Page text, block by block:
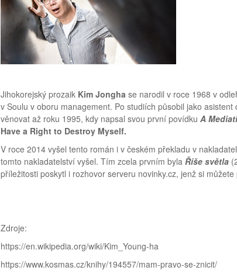
Jihokorejský prozaik Kim Jongha se narodil v roce 1968 v
v Soulu v oboru management. Po studiích působil jako
věnovat až roku 1995, kdy napsal svou první povídku A
Have a Right to Destroy Myself.
V roce 2014 vyšel tento román i v českém překladu v
tomto nakladatelství vyšel. Tím zcela prvním byla Říše světla
příležitosti poskytl i rozhovor serveru novinky.cz, jenž si
Zdroje:
https://en.wikipedia.org/wiki/Kim_Young-ha
https://www.kosmas.cz/knihy/194557/mam-pravo-se-znicit/